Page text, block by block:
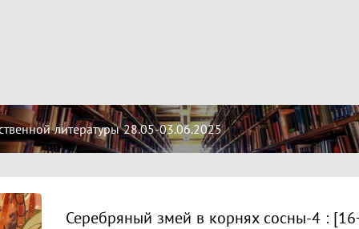
литературы 28.05-03.06.2025
Серебряный змей в корнях сосны-4 :